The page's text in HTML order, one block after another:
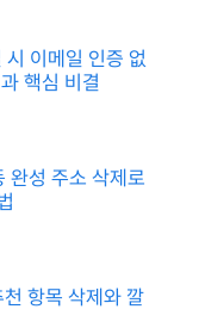
이메일 인증 없
핵심 비결
완성 주소 삭제로
항목 삭제와 깔